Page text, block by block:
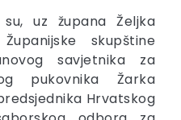
uz župana Željka
skupštine
savjetnika za
pukovnika Žarka
Hrvatskog